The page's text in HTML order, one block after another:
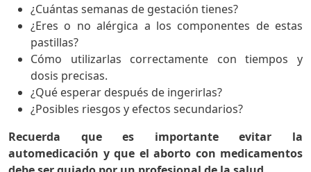
¿Cuántas semanas de gestación tienes?
¿Eres o no alérgica a los componentes de estas
pastillas?
Cómo utilizarlas correctamente con tiempos y
dosis precisas.
¿Qué esperar después de ingerirlas?
¿Posibles riesgos y efectos secundarios?
Recuerda que es importante evitar la
automedicación y que el aborto con medicamentos